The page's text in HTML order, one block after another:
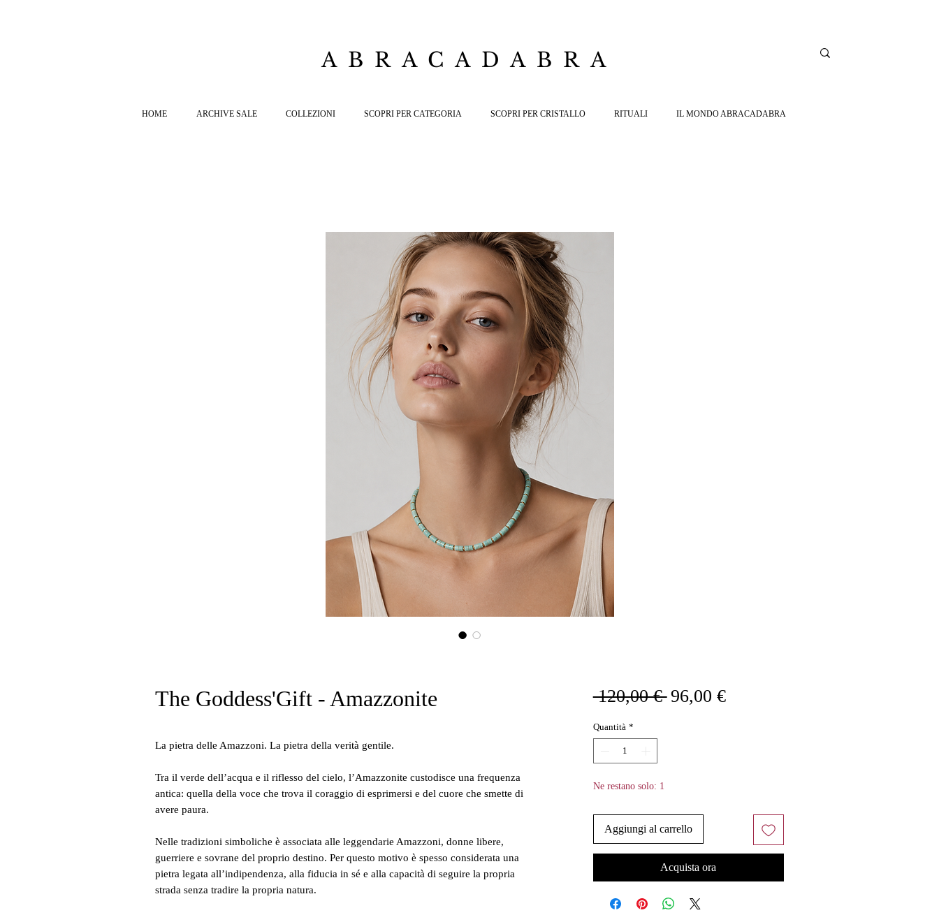
ABRACADABRA
HOME ARCHIVE SALE COLLEZIONI SCOPRI PER CATEGORIA SCOPRI PER CRISTALLO RITUALI IL MONDO ABRACADABRA
The Goddess'Gift - Amazzonite
La pietra delle Amazzoni. La pietra della verità gentile.
Tra il verde dell’acqua e il riflesso del cielo, l’Amazzonite custodisce una frequenza
antica: quella della voce che trova il coraggio di esprimersi e del cuore che smette di
avere paura.
Nelle tradizioni simboliche è associata alle leggendarie Amazzoni, donne libere,
guerriere e sovrane del proprio destino. Per questo motivo è spesso considerata una
pietra legata all’indipendenza, alla fiducia in sé e alla capacità di seguire la propria
strada senza tradire la propria natura.
120,00 € Prezzo
96,00 €Prezzo
Quantità *
Ne restano solo: 1
Aggiungi al carrello
Acquista ora